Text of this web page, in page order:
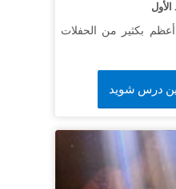
الأول
أعظم بكثير من الحفلات
این درس شوید